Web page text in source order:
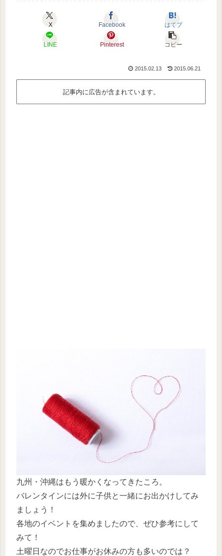
X Facebook はてブ
LINE Pinterest コピー
2015.02.13 2015.06.21
記事内に広告が含まれています。
九州・沖縄はもう暖かくなってきたころ。
バレンタインには外に子供と一緒にお出かけしてみ
ましょう！
各地のイベントを集めましたので、ぜひ参考にして
みて！
土曜日なのでお仕事がお休みの方も多いのでは？